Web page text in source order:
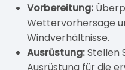
Vorbereitung:
Wettervorhersage
Windverhältnisse.
Ausrüstung:Stellen
Ausrüstung für die